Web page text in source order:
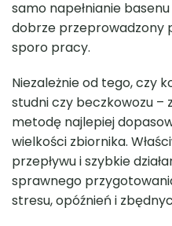
samo napełnianie
dobrze przeprowadzony
sporo pracy.
Niezależnie od tego, czy
studni czy beczkowozu –
metodę najlepiej
wielkości zbiornika.
przepływu i szybkie
sprawnego
stresu, opóźnień i